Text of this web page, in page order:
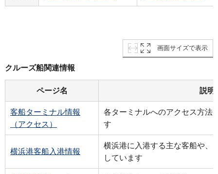
画面サイズで表示
クルーズ船関連情報
ページ名 説明
客船ターミナル情報
（アクセス）
各ターミナルへのアクセス方法
す
横浜港客船入港情報
横浜港に入港する主な客船や、
しています